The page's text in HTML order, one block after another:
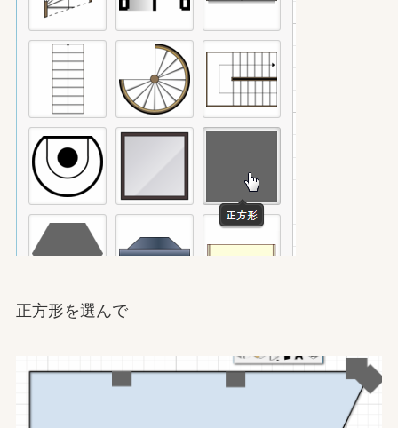
正方形を選んで